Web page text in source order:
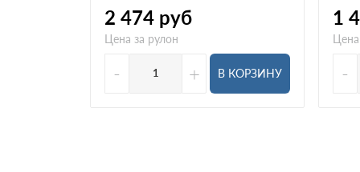
2 474 руб
Цена за рулон
- + В КОРЗИНУ
1
-